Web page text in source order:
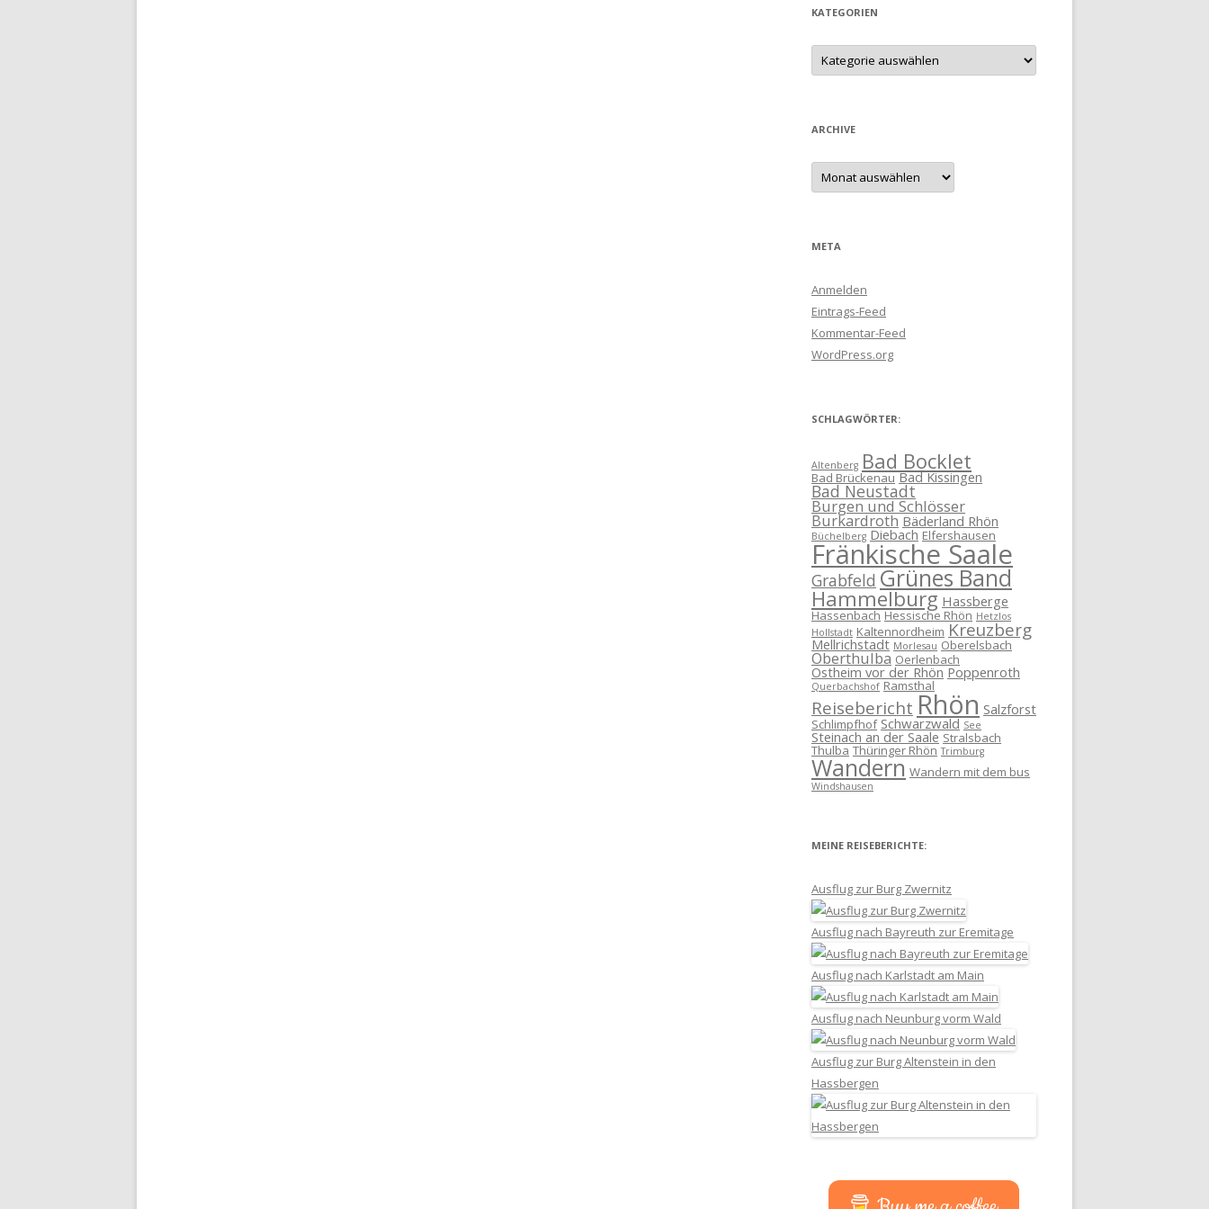
KATEGORIEN
Kategorien
ARCHIVE
Archive
META
Anmelden
Eintrags-Feed
Kommentar-Feed
WordPress.org
SCHLAGWÖRTER:
Altenberg Bad Bocklet
Bad Brückenau Bad Kissingen
Bad Neustadt
Burgen und Schlösser
Burkardroth Bäderland Rhön
Büchelberg Diebach Elfershausen
Fränkische Saale
Grabfeld Grünes Band
Hammelburg Hassberge
Hassenbach Hessische Rhön Hetzlos
Hollstadt Kaltennordheim Kreuzberg
Mellrichstadt Morlesau Oberelsbach
Oberthulba Oerlenbach
Ostheim vor der Rhön Poppenroth
Querbachshof Ramsthal
ReiseberichtRhön Salzforst
Schlimpfhof Schwarzwald See
Steinach an der Saale Stralsbach
Thulba Thüringer Rhön Trimburg
Wandern Wandern mit dem bus
Windshausen
MEINE REISEBERICHTE:
Ausflug zur Burg Zwernitz
Ausflug nach Bayreuth zur Eremitage
Ausflug nach Karlstadt am Main
Ausflug nach Neunburg vorm Wald
Ausflug zur Burg Altenstein in den
Hassbergen